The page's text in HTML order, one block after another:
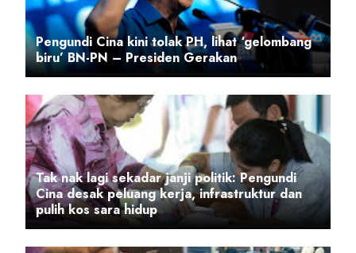
Pengundi Cina kini tolak PH, lihat ‘gelombang
biru’ BN-PN – Presiden Gerakan
Tak nak lagi sekadar janji politik: Pengundi
Cina desak peluang kerja, infrastruktur dan
pulih kos sara hidup